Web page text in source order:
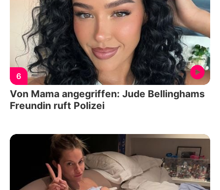
6
Von Mama angegriffen: Jude Bellinghams
Freundin ruft Polizei